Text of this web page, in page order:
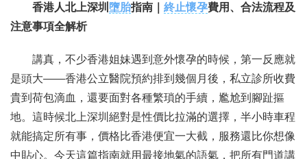
聯繫我們
香港人北上深圳 墮胎指南｜ 終止懷孕費用、合法流程及
注意事項全解析
講真，不少香港姐妹遇到意外懷孕的時候，第一反應就
是頭大——香港公立醫院預約排到幾個月後，私立診所收費
貴到荷包滴血，還要面對各種繁瑣的手續，尷尬到腳趾摳
地。這時候北上深圳絕對是性價比拉滿的選擇，半小時車程
就能搞定所有事，價格比香港便宜一大截，服務還比你想像
中貼心。今天這篇指南就用最接地氣的語氣，把所有門道講